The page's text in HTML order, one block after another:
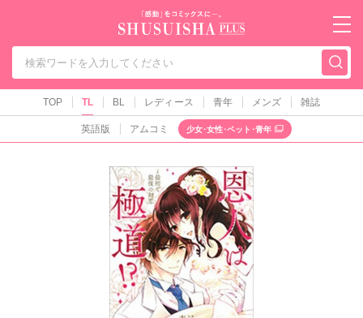
秋水社PLUS（テ
TOP TL BL レディース 青年 メンズ 雑誌
英語版 アムコミ 少女･女性･ペット･青年